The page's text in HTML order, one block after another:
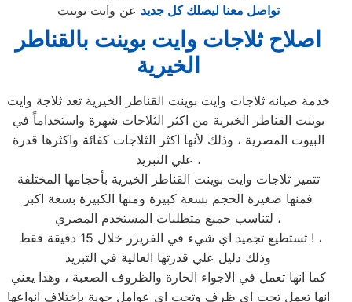
تواصل معنا ليصلك كل جديد عن وايت بوينت
اصلاح ثلاجات وايت بوينت بالقناطر
الخيرية
خدمة صيانه ثلاجات وايت بوينت القناطر الخيرية تعد ثلاجة وايت
بوينت القناطر الخيرية من اكثر الثلاجات شهرة واستخداماً في
البيوت المصرية ، وذلك لأنها اكثر الثلاجات كفائة واكثرها قدرة
علي التبريد ،
تتميز ثلاجات وايت بوينت القناطر الخيرية بأحجامها المختلفة
فمنها صغيرة الحجم بسعة كبيرة ومنها الكبيرة بسعة اكبر
لتناسب جميع متطلبات المستخدم المصري ،
تستطيع تجميد اي شيء في الفريزر خلال 15 دقيقة فقط ! ،
وذلك دليل علي قدرتها العالية في التبريد
كما انها تعمل في الاجواء الحارة والظروف الصعبة ، وهذا يعني
انها تعمل تحت اي ظرف وتحت اي عوامل جوية بإختلاف انواعها